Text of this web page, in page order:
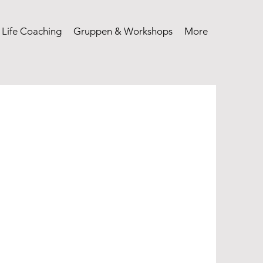
Coaching Gruppen & Workshops More